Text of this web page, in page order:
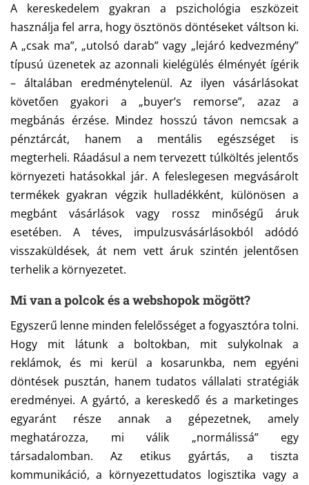
A kereskedelem gyakran a pszichológia eszközeit
használja fel arra, hogy ösztönös döntéseket váltson ki.
A „csak ma”, „utolsó darab” vagy „lejáró kedvezmény”
típusú üzenetek az azonnali kielégülés élményét ígérik
– általában eredménytelenül. Az ilyen vásárlásokat
követően gyakori a „buyer’s remorse”, azaz a
megbánás érzése. Mindez hosszú távon nemcsak a
pénztárcát, hanem a mentális egészséget is
megterheli. Ráadásul a nem tervezett túlköltés jelentős
környezeti hatásokkal jár. A feleslegesen megvásárolt
termékek gyakran végzik hulladékként, különösen a
megbánt vásárlások vagy rossz minőségű áruk
esetében. A téves, impulzusvásárlásokból adódó
visszaküldések, át nem vett áruk szintén jelentősen
terhelik a környezetet.
Mi van a polcok és a webshopok mögött?
Egyszerű lenne minden felelősséget a fogyasztóra tolni.
Hogy mit látunk a boltokban, mit sulykolnak a
reklámok, és mi kerül a kosarunkba, nem egyéni
döntések pusztán, hanem tudatos vállalati stratégiák
eredményei. A gyártó, a kereskedő és a marketinges
egyaránt része annak a gépezetnek, amely
meghatározza, mi válik „normálissá” egy
társadalomban. Az etikus gyártás, a tiszta
kommunikáció, a környezettudatos logisztika vagy a